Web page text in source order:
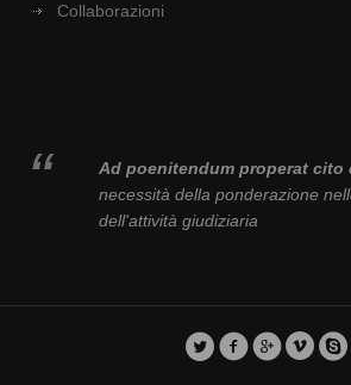
Collaborazioni
Ad poenitendum properat cito
necessità della ponderazione
dell'attività giudiziaria